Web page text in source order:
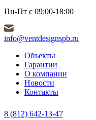
Пн-Пт с 09:00-18:00
info@ventdesignspb.ru
Объекты
Гарантии
О компании
Новости
Контакты
8 (812) 642-13-47